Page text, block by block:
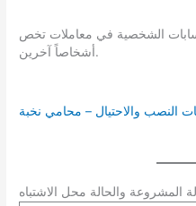
الشخصية في معاملات تخص
أشخاصاً آخرين.
النصب والاحتيال – محامي نخبة
المشروعة والحالة محل الاشتباه